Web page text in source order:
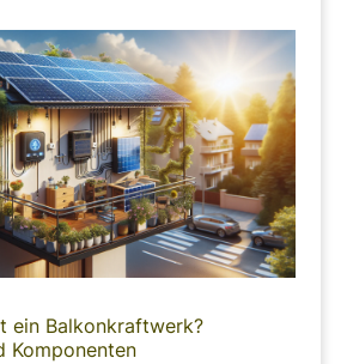
ein Balkonkraftwerk?
Komponenten